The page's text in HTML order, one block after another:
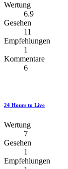
Wertung
6.9
Gesehen
11
Empfehlungen
1
Kommentare
6
24 Hours to Live
Wertung
7
Gesehen
1
Empfehlungen